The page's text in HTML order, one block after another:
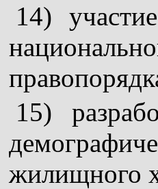
14)
15)
жилищного